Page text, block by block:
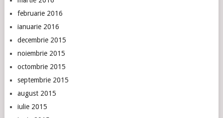
februarie 2016
ianuarie 2016
decembrie 2015
noiembrie 2015
octombrie 2015
septembrie 2015
august 2015
iulie 2015